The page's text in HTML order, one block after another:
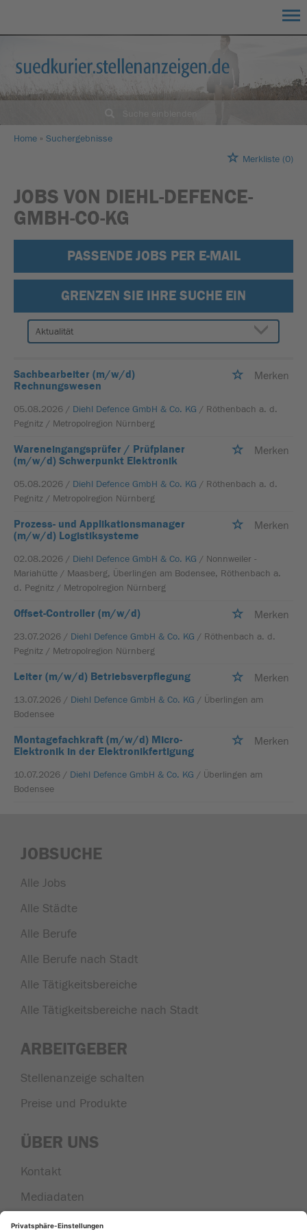
Home
Suchergebnisse
Merkliste (0)
JOBS VON DIEHL-DEFENCE-
GMBH-CO-KG
PASSENDE JOBS PER E-MAIL
GRENZEN SIE IHRE SUCHE EIN
Sachbearbeiter (m/w/d)
Rechnungswesen
Merken
05.08.2026 / Diehl Defence GmbH & Co. KG / Röthenbach a. d.
Pegnitz / Metropolregion Nürnberg
Wareneingangsprüfer / Prüfplaner
(m/w/d) Schwerpunkt Elektronik
Merken
05.08.2026 / Diehl Defence GmbH & Co. KG / Röthenbach a. d.
Pegnitz / Metropolregion Nürnberg
Prozess- und Applikationsmanager
(m/w/d) Logistiksysteme
Merken
02.08.2026 / Diehl Defence GmbH & Co. KG / Nonnweiler -
Mariahütte / Maasberg, Überlingen am Bodensee, Röthenbach a.
d. Pegnitz / Metropolregion Nürnberg
Offset-Controller (m/w/d) Merken
23.07.2026 / Diehl Defence GmbH & Co. KG / Röthenbach a. d.
Pegnitz / Metropolregion Nürnberg
Leiter (m/w/d) Betriebsverpflegung Merken
13.07.2026 / Diehl Defence GmbH & Co. KG / Überlingen am
Bodensee
Montagefachkraft (m/w/d) Micro-
Elektronik in der Elektronikfertigung
Merken
10.07.2026 / Diehl Defence GmbH & Co. KG / Überlingen am
Bodensee
JOBSUCHE
Alle Jobs
Alle Städte
Alle Berufe
Alle Berufe nach Stadt
Alle Tätigkeitsbereiche
Alle Tätigkeitsbereiche nach Stadt
ARBEITGEBER
Stellenanzeige schalten
Preise und Produkte
ÜBER UNS
Kontakt
Mediadaten
Nachrichten aus der Region